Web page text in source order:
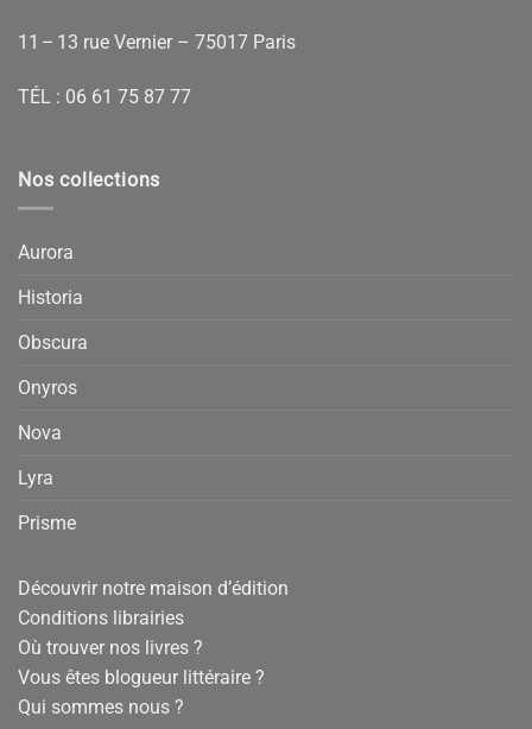
11 – 13 rue Vernier – 75017 Paris
TÉL : 06 61 75 87 77
Nos collections
Aurora
Historia
Obscura
Onyros
Nova
Lyra
Prisme
Découvrir notre maison d’édition
Conditions librairies
Où trouver nos livres ?
Vous êtes blogueur littéraire ?
Qui sommes nous ?